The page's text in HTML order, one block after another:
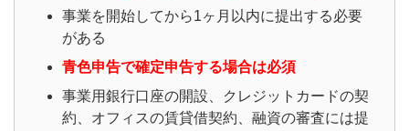
事業を開始してから1ヶ月以内に提出する必要
がある
青色申告で確定申告する場合は必須
事業用銀行口座の開設、クレジットカードの契
約、オフィスの賃貸借契約、融資の審査には提